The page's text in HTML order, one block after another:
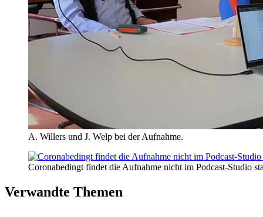
A. Willers und J. Welp bei der Aufnahme.
Coronabedingt findet die Aufnahme nicht im Podcast-Studio
Verwandte Themen